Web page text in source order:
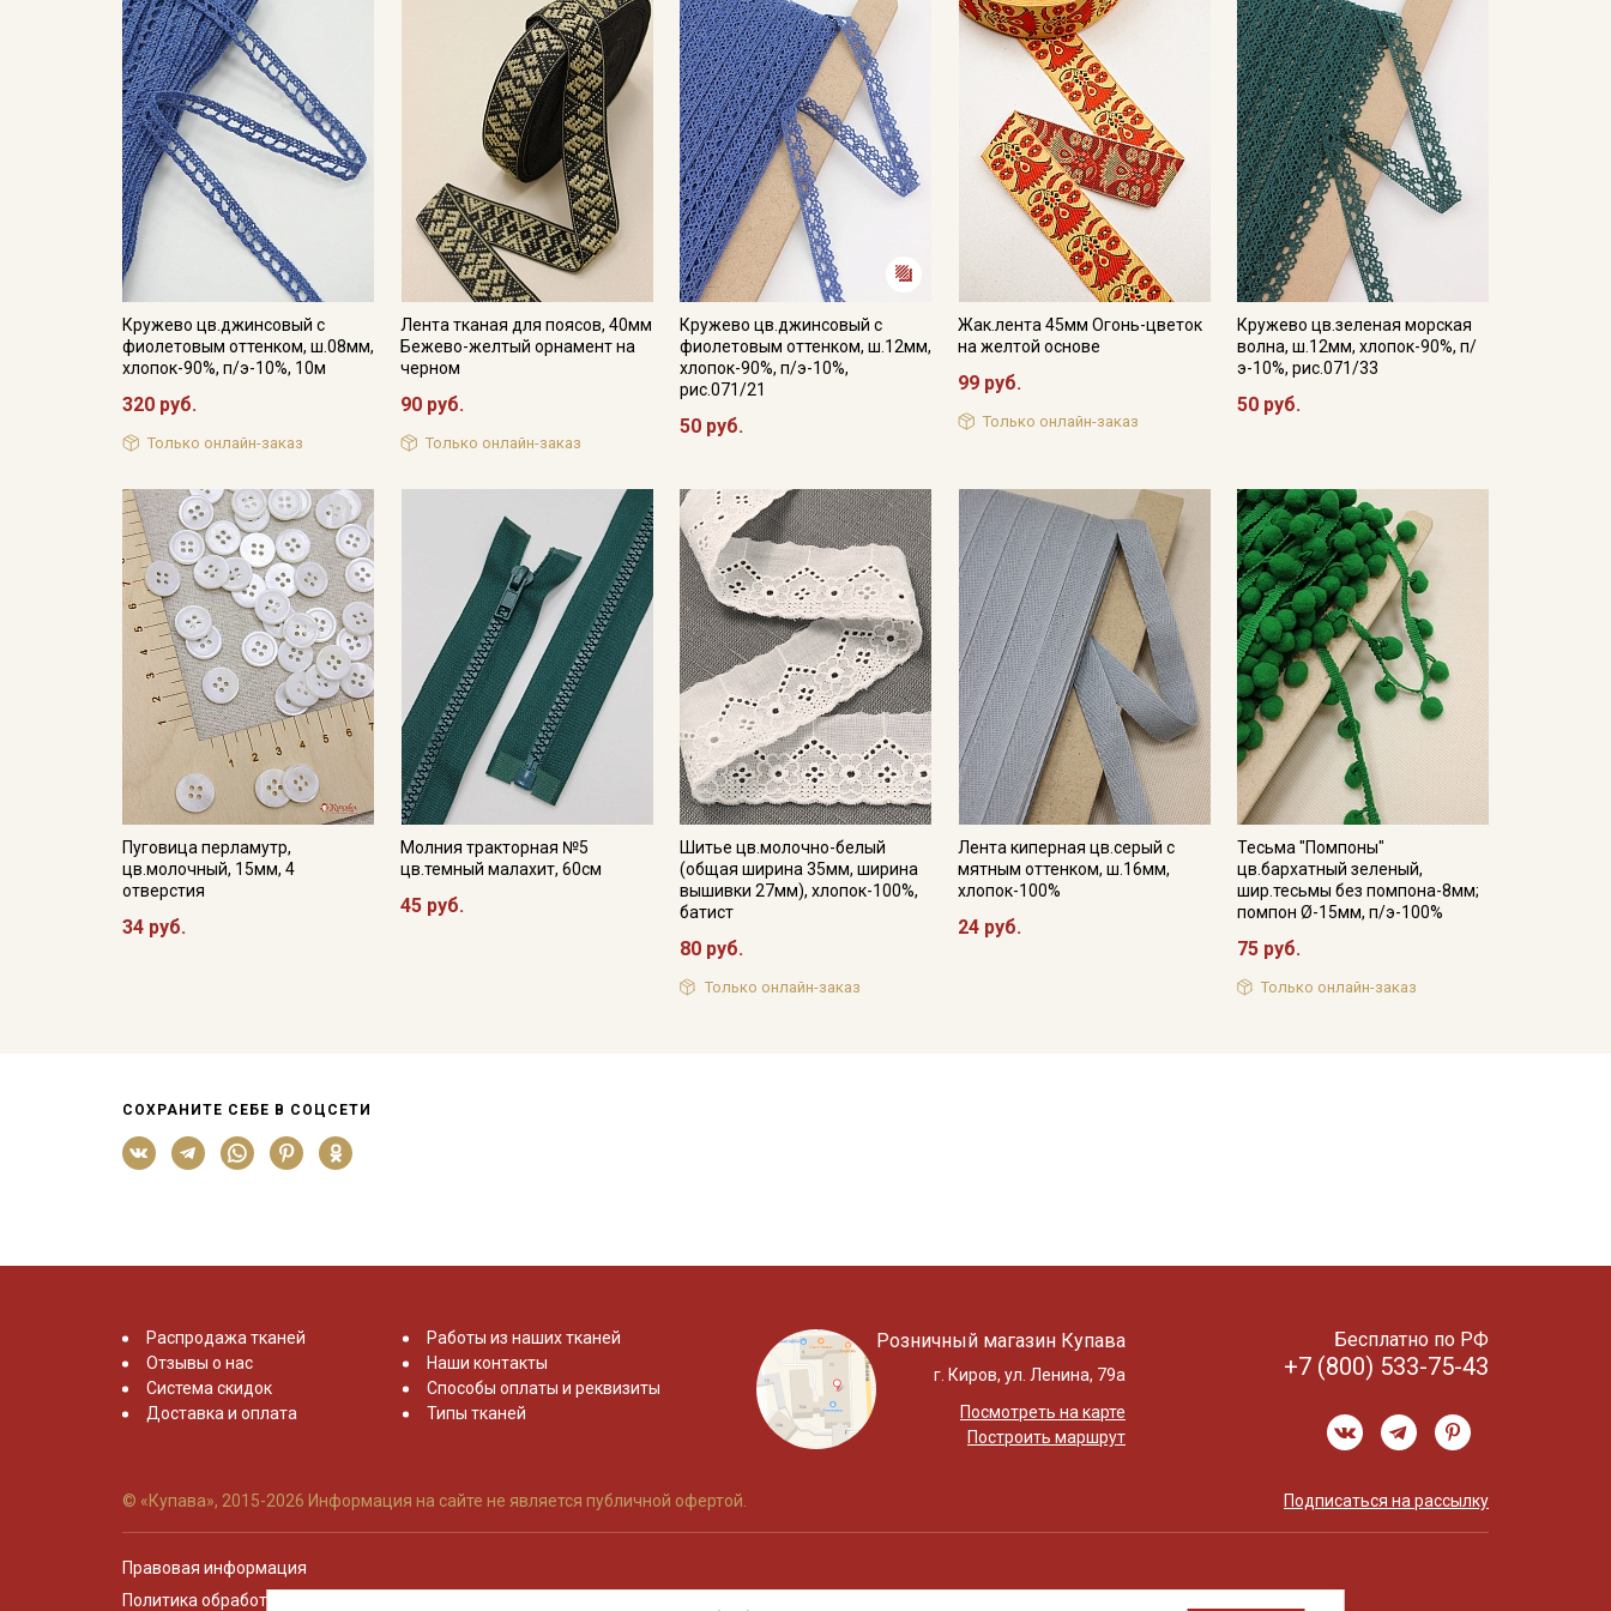
Кружево цв.джинсовый с
фиолетовым оттенком, ш.08мм,
хлопок-90%, п/э-10%, 10м
320 руб.
Только онлайн-заказ
Лента тканая для поясов, 40мм
Бежево-желтый орнамент на
черном
90 руб.
Только онлайн-заказ
Кружево цв.джинсовый с
фиолетовым оттенком, ш.12мм,
хлопок-90%, п/э-10%,
рис.071/21
50 руб.
Жак.лента 45мм Огонь-цветок
на желтой основе
99 руб.
Только онлайн-заказ
Кружево цв.зеленая морская
волна, ш.12мм, хлопок-90%, п/
э-10%, рис.071/33
50 руб.
Пуговица перламутр,
цв.молочный, 15мм, 4
отверстия
34 руб.
Молния тракторная №5
цв.темный малахит, 60см
45 руб.
Шитье цв.молочно-белый
(общая ширина 35мм, ширина
вышивки 27мм), хлопок-100%,
батист
80 руб.
Только онлайн-заказ
Лента киперная цв.серый с
мятным оттенком, ш.16мм,
хлопок-100%
24 руб.
Тесьма "Помпоны"
цв.бархатный зеленый,
шир.тесьмы без помпона-8мм;
помпон Ø-15мм, п/э-100%
75 руб.
Только онлайн-заказ
СОХРАНИТЕ СЕБЕ В СОЦСЕТИ
Распродажа тканей
Отзывы о нас
Система скидок
Доставка и оплата
Работы из наших тканей
Наши контакты
Способы оплаты и реквизиты
Типы тканей
Розничный магазин Купава
г. Киров, ул. Ленина, 79а
Посмотреть на карте
Построить маршрут
Бесплатно по РФ
+7 (800) 533-75-43
© «Купава», 2015-2026 Информация на сайте не является публичной офертой. Подписаться на рассылку
Правовая информация
Политика обработки персональных данных
Электронная почта
Подписаться
Ознакомлен(а) сПолитикой обработки персональных
данных
и даюСогласие на обработку персональных
данных
Согласие на получение рекламных и
информационных рассылок